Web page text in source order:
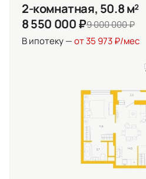
2-комнатная, 50.8 м²
8 550 000 ₽9 000 000 ₽
В ипотеку —от 35 973 ₽/мес